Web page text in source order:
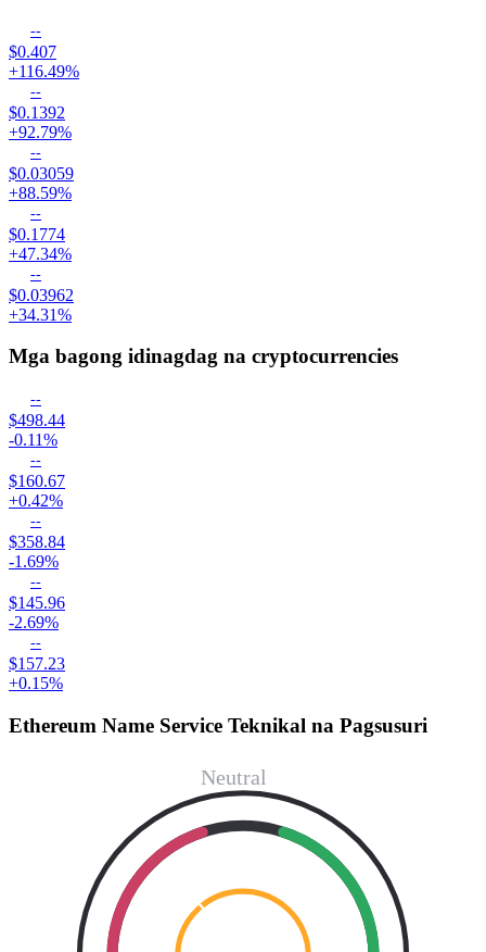
--
$0.407
+116.49%
--
$0.1392
+92.79%
--
$0.03059
+88.59%
--
$0.1774
+47.34%
--
$0.03962
+34.31%
Mga bagong idinagdag na cryptocurrencies
--
$498.44
-0.11%
--
$160.67
+0.42%
--
$358.84
-1.69%
--
$145.96
-2.69%
--
$157.23
+0.15%
Ethereum Name Service Teknikal na Pagsusuri
Neutral